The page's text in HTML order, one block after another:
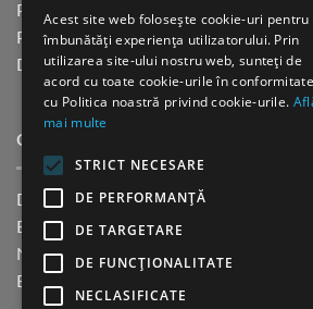
Plata cu cardul Guerrilla
Plata in rate fara dobanda
Distributie sau profesionisti
CINE SUNTEM?
Despre noi
Blog
Newsletter
Evenimente
Acest site web folosește cookie-uri pentru
îmbunătăți experiența utilizatorului. Prin
utilizarea site-ului nostru web, sunteți de
acord cu toate cookie-urile în conformitate
cu Politica noastră privind cookie-urile.
mai multe
STRICT NECESARE
DE PERFORMANȚĂ
DE TARGETARE
DE FUNCŢIONALITATE
NECLASIFICATE